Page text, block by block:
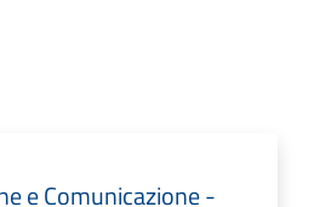
e Comunicazione -